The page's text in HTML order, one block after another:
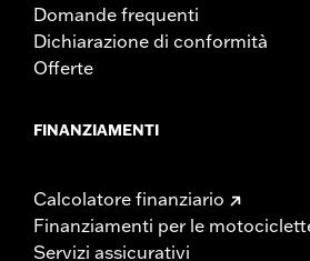
Domande frequenti
Dichiarazione di conformità
Offerte
FINANZIAMENTI
Calcolatore finanziario
Finanziamenti per le
Servizi assicurativi